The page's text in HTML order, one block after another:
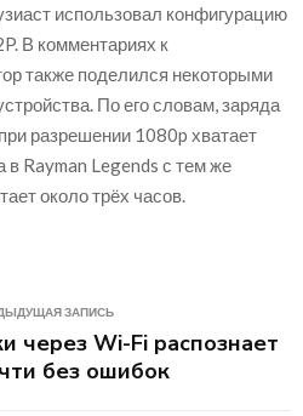
использовал конфигурацию
В комментариях к
также поделился некоторыми
По его словам, заряда
разрешении 1080p хватает
в Rayman Legends с тем же
около трёх часов.
ЗАПИСЬ
через Wi-Fi распознает
без ошибок